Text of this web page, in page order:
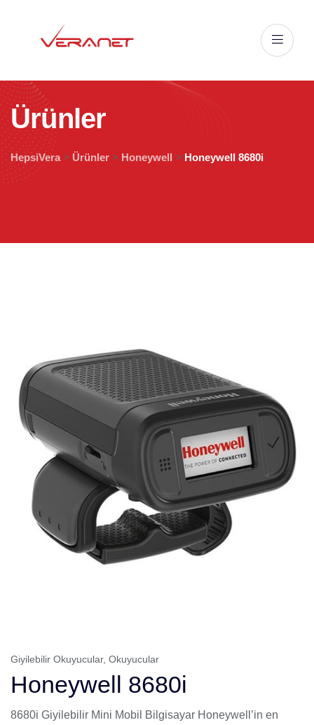
Ürünler
HepsiVera > Ürünler > Honeywell > Honeywell 8680i
Giyilebilir Okuyucular, Okuyucular
Honeywell 8680i
8680i Giyilebilir Mini Mobil Bilgisayar Honeywell’in en